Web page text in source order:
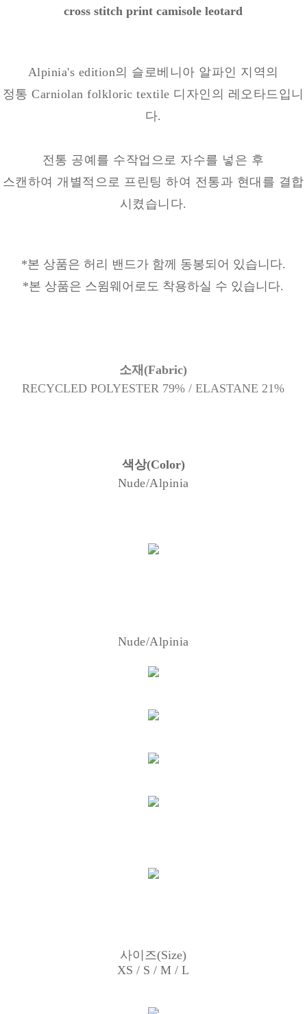
cross stitch print camisole leotard
Alpinia's edition의 슬로베니아 알파인 지역의
정통 Carniolan folkloric textile 디자인의 레오타드입니
다.
전통 공예를 수작업으로 자수를 넣은 후
스캔하여 개별적으로 프린팅 하여 전통과 현대를 결합
시켰습니다.
*본 상품은 허리 밴드가 함께 동봉되어 있습니다.
*본 상품은 스윔웨어로도 착용하실 수 있습니다.
소재(Fabric)
RECYCLED POLYESTER 79% / ELASTANE 21%
색상(Color)
Nude/Alpinia
Nude/Alpinia
사이즈(Size)
XS / S / M / L